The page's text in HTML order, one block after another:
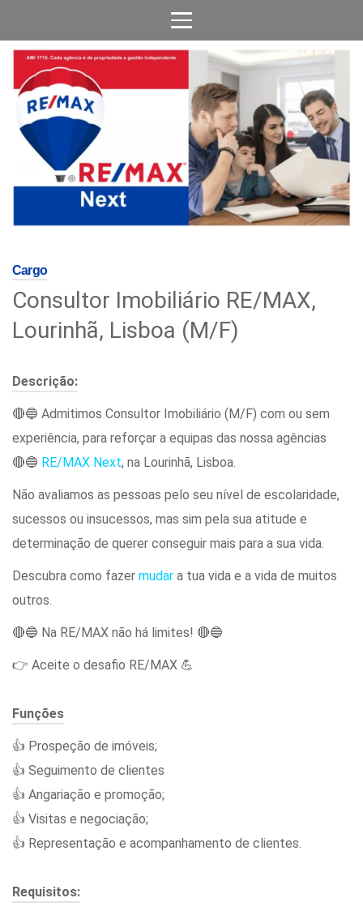
Cargo
Consultor Imobiliário RE/MAX,
Lourinhã, Lisboa (M/F)
Descrição:
🔴🔵 Admitimos Consultor Imobiliário (M/F) com ou sem
experiência, para reforçar a equipas das nossa agências
🔴🔵 RE/MAX Next, na Lourinhã, Lisboa.
Não avaliamos as pessoas pelo seu nível de escolaridade,
sucessos ou insucessos, mas sim pela sua atitude e
determinação de querer conseguir mais para a sua vida.
Descubra como fazer mudar a tua vida e a vida de muitos
outros.
🔴🔵 Na RE/MAX não há limites! 🔴🔵
👉 Aceite o desafio RE/MAX 💪
Funções
👍 Prospeção de imóveis;
👍 Seguimento de clientes
👍 Angariação e promoção;
👍 Visitas e negociação;
👍 Representação e acompanhamento de clientes.
Requisitos: